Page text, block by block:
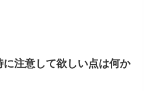
注意して欲しい点は何か